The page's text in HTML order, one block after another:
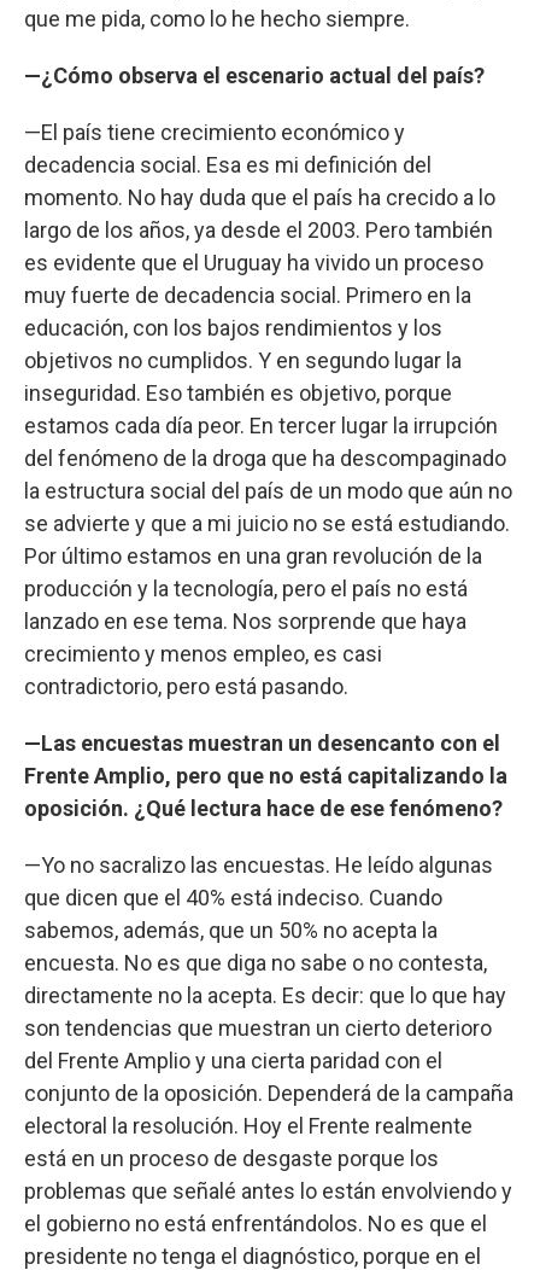
que me pida, como lo he hecho siempre.
—¿Cómo observa el escenario actual del país?
—El país tiene crecimiento económico y
decadencia social. Esa es mi definición del
momento. No hay duda que el país ha crecido a lo
largo de los años, ya desde el 2003. Pero también
es evidente que el Uruguay ha vivido un proceso
muy fuerte de decadencia social. Primero en la
educación, con los bajos rendimientos y los
objetivos no cumplidos. Y en segundo lugar la
inseguridad. Eso también es objetivo, porque
estamos cada día peor. En tercer lugar la irrupción
del fenómeno de la droga que ha descompaginado
la estructura social del país de un modo que aún no
se advierte y que a mi juicio no se está estudiando.
Por último estamos en una gran revolución de la
producción y la tecnología, pero el país no está
lanzado en ese tema. Nos sorprende que haya
crecimiento y menos empleo, es casi
contradictorio, pero está pasando.
—Las encuestas muestran un desencanto con el
Frente Amplio, pero que no está capitalizando la
oposición. ¿Qué lectura hace de ese fenómeno?
—Yo no sacralizo las encuestas. He leído algunas
que dicen que el 40% está indeciso. Cuando
sabemos, además, que un 50% no acepta la
encuesta. No es que diga no sabe o no contesta,
directamente no la acepta. Es decir: que lo que hay
son tendencias que muestran un cierto deterioro
del Frente Amplio y una cierta paridad con el
conjunto de la oposición. Dependerá de la campaña
electoral la resolución. Hoy el Frente realmente
está en un proceso de desgaste porque los
problemas que señalé antes lo están envolviendo y
el gobierno no está enfrentándolos. No es que el
presidente no tenga el diagnóstico, porque en el